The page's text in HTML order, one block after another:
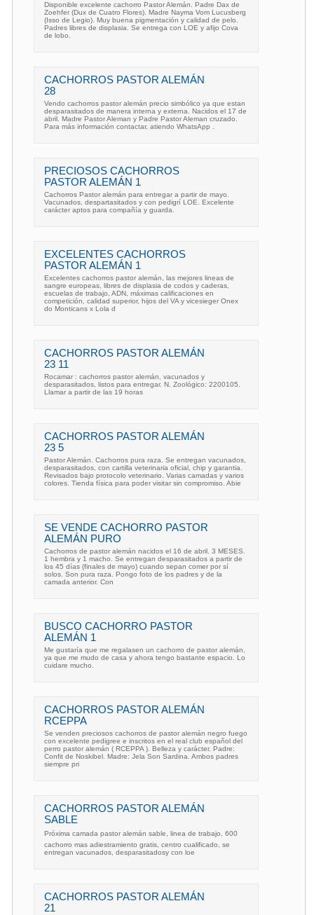
Disponible excelente cachorro Pastor Alemán. Padre Dax de
Zoehfer (Dux de Cuatro Flores). Madre Nayma Vom Lucusberg
(Isso de Legio). Muy buena pigmentación y calidad de pelo.
Padres libres de displasia. Se entrega con LOE y afijo Cova
de lobo.
CACHORROS PASTOR ALEMÁN
28
Vendo cachorros pastor alemán precio simbólico ya que estan
desparasitados de manera interna y externa. Nacidos el 17 de
abril. Madre Pastor Aleman y Padre Pastor Aleman cruzado.
Para más información contactar, atiendo WhatsApp .
PRECIOSOS CACHORROS
PASTOR ALEMÁN 1
Cachorros Pastor alemán para entregar a partir de mayo.
Vacunados, despartasitados y con pedigrí LOE. Excelente
carácter aptos para compañía y guarda.
EXCELENTES CACHORROS
PASTOR ALEMÁN 1
Excelentes cachorros pastor alemán, las mejores lineas de
sangre europeas, libres de displasia de codos y caderas,
escuelas de trabajo, ADN, máximas calificaciones en
competición, calidad superior, hijos del VA y vicesieger Onex
do Monticans x Lola d
CACHORROS PASTOR ALEMÁN
23 11
Rocamar : cachorros pastor alemán, vacunados y
desparasitados, listos para entregar. N. Zoológico: 2200105.
Llamar a partir de las 19 horas
CACHORROS PASTOR ALEMÁN
23 5
Pastor Alemán. Cachorros pura raza. Se entregan vacunados,
desparasitados, con cartilla veterinaria oficial, chip y garantia.
Revisados bajo protocolo veterinario. Varias camadas y varios
colores. Tienda física para poder visitar sin compromiso. Abie
SE VENDE CACHORRO PASTOR
ALEMÁN PURO
Cachorros de pastor alemán nacidos el 16 de abril. 3 MESES.
1 hembra y 1 macho. Se entregan desparasitados a partir de
los 45 días (finales de mayo) cuando sepan comer por sí
solos. Son pura raza. Pongo foto de los padres y de la
camada anterior. Con
BUSCO CACHORRO PASTOR
ALEMÁN 1
Me gustaría que me regalasen un cachorro de pastor alemán,
ya que me mudo de casa y ahora tengo bastante espacio. Lo
cuidare mucho.
CACHORROS PASTOR ALEMÁN
RCEPPA
Se venden preciosos cachorros de pastor alemán negro fuego
con excelente pedigree e inscritos en el real club español del
perro pastor alemán ( RCEPPA ). Belleza y carácter. Padre:
Confit de Noskibel. Madre: Jela Son Sardina. Ambos padres
siempre pri
CACHORROS PASTOR ALEMÁN
SABLE
Próxima camada pastor alemán sable, linea de trabajo, 600
cachorro mas adiestramiento gratis, centro cualificado, se
entregan vacunados, desparasitadosy con loe
CACHORROS PASTOR ALEMÁN
21